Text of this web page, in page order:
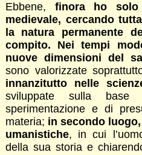
Ebbene, finora ho solo
medievale, cercando
la natura permanente
compito. Nei tempi
nuove dimensioni del
sono valorizzate
innanzitutto nelle
sviluppate sulla base
sperimentazione e di
materia; in secondo
umanistiche, in cui
della sua storia e